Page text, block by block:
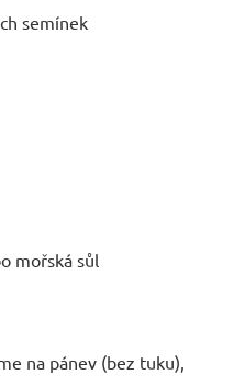
semínek
mořská sůl
na pánev (bez tuku),